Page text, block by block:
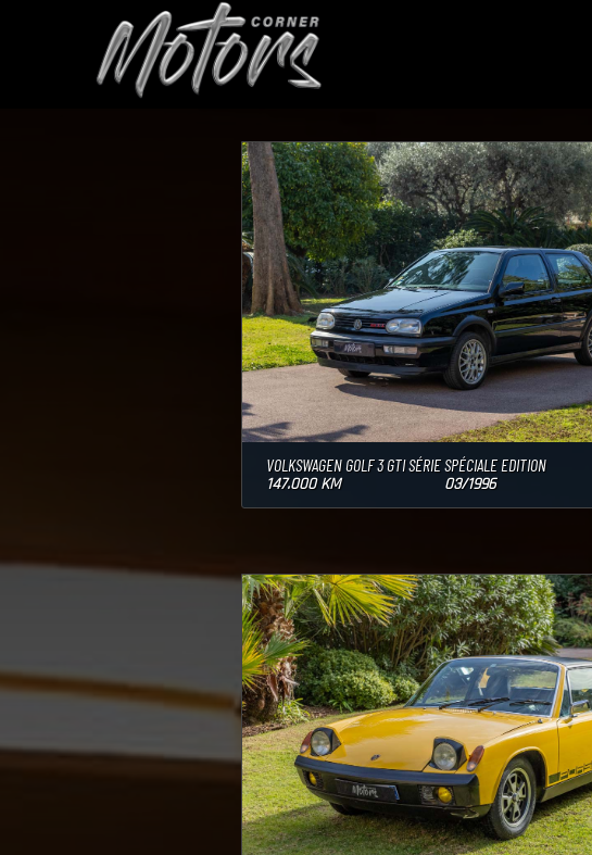
VOLKSWAGEN GOLF 3 GTI SÉRIE SPÉCIALE EDITION
147.000 KM 03/1996